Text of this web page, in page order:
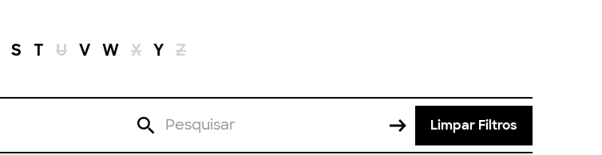
S T U V W X Y Z
Limpar Filtros